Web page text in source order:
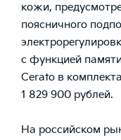
кожи,
поясничного
с функцией
Cerato в
1 829 900 рублей.
На российском